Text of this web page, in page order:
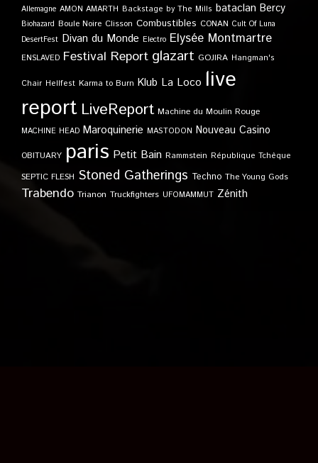
Allemagne AMON AMARTH Backstage by The Mills bataclan Bercy
Biohazard Boule Noire Clisson Combustibles CONAN Cult Of Luna
DesertFest Divan du Monde Electro Elysée Montmartre
ENSLAVED Festival Report glazart GOJIRA Hangman's
Chair Hellfest Karma to Burn Klub La Loco live
report LiveReport Machine du Moulin Rouge
MACHINE HEAD Maroquinerie MASTODON Nouveau Casino
OBITUARY paris Petit Bain Rammstein République Tchèque
SEPTIC FLESH Stoned Gatherings Techno The Young Gods
Trabendo Trianon Truckfighters UFOMAMMUT Zénith